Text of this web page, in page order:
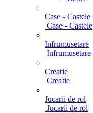
Case - Castele
Case - Castele
Infrumusetare
Infrumusetare
Creatie
Creatie
Jucarii de rol
Jucarii de rol